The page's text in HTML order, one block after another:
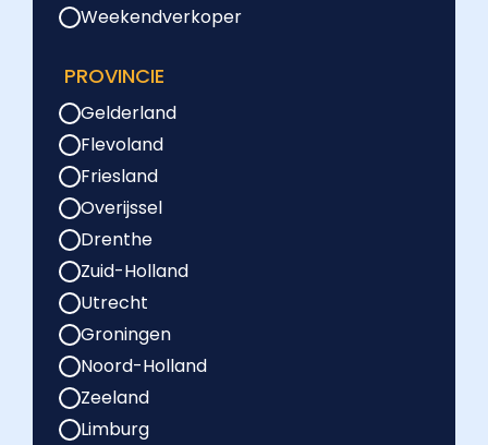
Weekendverkoper
PROVINCIE
Gelderland
Flevoland
Friesland
Overijssel
Drenthe
Zuid-Holland
Utrecht
Groningen
Noord-Holland
Zeeland
Limburg